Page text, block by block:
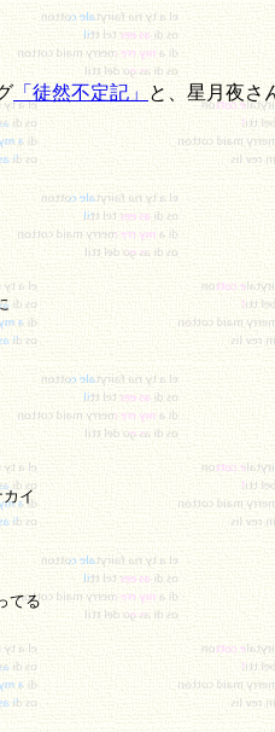
「徒然不定記」 と、星月夜さ
イ
てる